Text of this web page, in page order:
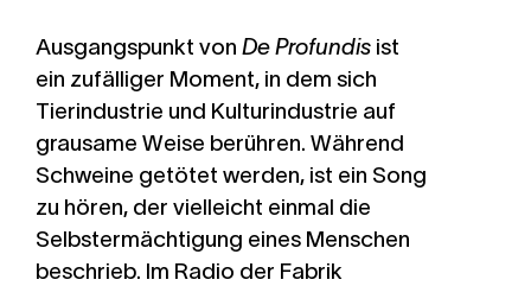
Ausgangspunkt von De Profundis ist
ein zufälliger Moment, in dem sich
Tierindustrie und Kulturindustrie auf
grausame Weise berühren. Während
Schweine getötet werden, ist ein Song
zu hören, der vielleicht einmal die
Selbstermächtigung eines Menschen
beschrieb. Im Radio der Fabrik